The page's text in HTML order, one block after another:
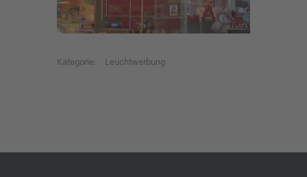
Kategorie: Leuchtwerbung